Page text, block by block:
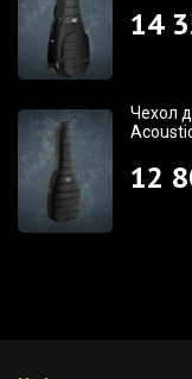
14
Чехол
12